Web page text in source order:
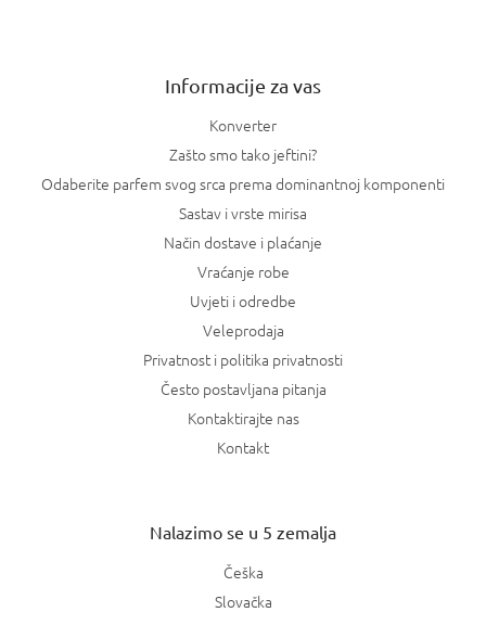
Informacije za vas
Konverter
Zašto smo tako jeftini?
Odaberite parfem svog srca prema dominantnoj komponenti
Sastav i vrste mirisa
Način dostave i plaćanje
Vraćanje robe
Uvjeti i odredbe
Veleprodaja
Privatnost i politika privatnosti
Često postavljana pitanja
Kontaktirajte nas
Kontakt
Nalazimo se u 5 zemalja
Češka
Slovačka